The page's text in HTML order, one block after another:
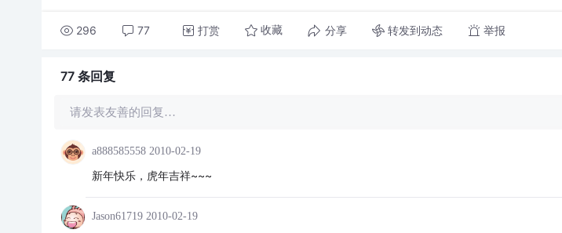
296 77 打赏 收藏 分享 转发到动态 举报
77 条回复
请发表友善的回复…
a888585558 2010-02-19
新年快乐，虎年吉祥~~~
Jason61719 2010-02-19